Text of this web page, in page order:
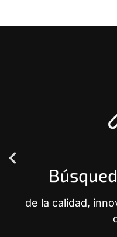
de la calidad,